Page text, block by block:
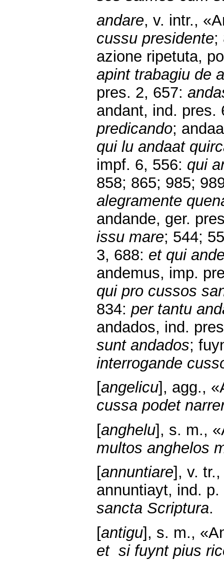
andare, v. intr.,
cussu presidente;
azione ripetuta,
apint trabagiu de
pres. 2, 657:
andant, ind.
predicando;
qui lu andaat
impf. 6, 556: qui
858; 865; 985;
alegramente
andande, ger.
issu mare; 544;
3, 688: et qui
andemus, imp.
qui pro cussos
834: per tantu
andados, ind.
sunt andados;
interrogande
[angelicu], agg.,
cussa podet
[anghelu], s. m.,
multos anghelos
[annuntiare], v.
annuntiayt, ind.
sancta Scriptura.
[antigu], s. m.,
et si fuynt pius